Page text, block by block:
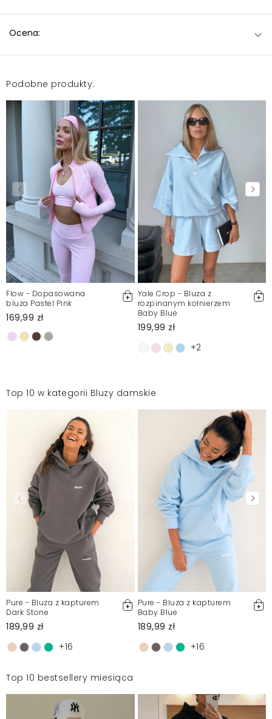
Ocena:
Podobne produkty:
Flow - Dopasowana
bluza Pastel Pink
169,99 zł
Yale Crop - Bluza z
rozpinanym kołnierzem
Baby Blue
199,99 zł
+2
Top 10 w kategorii Bluzy damskie
Pure - Bluza z kapturem
Dark Stone
189,99 zł
+16
Pure - Bluza z kapturem
Baby Blue
189,99 zł
+16
Top 10 bestsellery miesiąca